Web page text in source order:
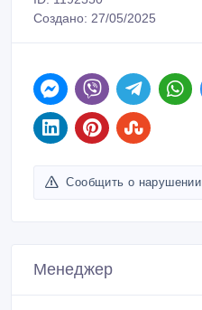
Создано: 27/05/2025
Сообщить о нарушении
Менеджер